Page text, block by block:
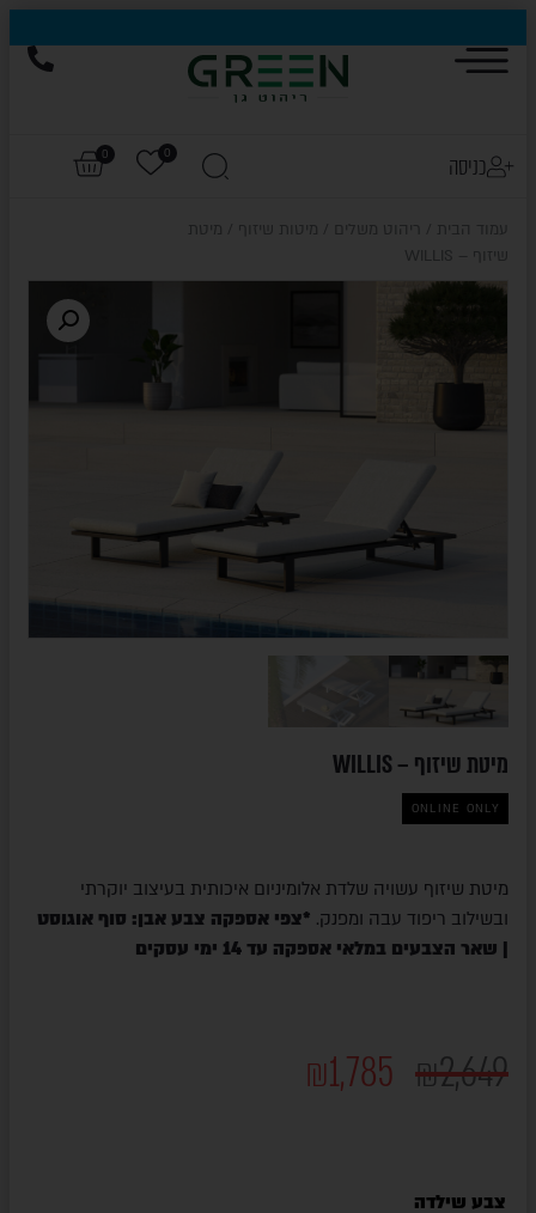
הייגולד- המותג שכבש את עולם החוץ, עכשיו בהנחות של עד 50%
כניסה 0
0
עמוד הבית ריהוט משלים מיטות שיזוף / מיטת
שיזוף – WILLIS
מיטת שיזוף – WILLIS
ONLINE ONLY
מיטת שיזוף עשויה שלדת אלומיניום איכותית בעיצוב יוקרתי
ובשילוב ריפוד עבה ומפנק. *צפי אספקה צבע אבן: סוף אוגוסט
| שאר הצבעים במלאי אספקה עד 14 ימי עסקים
₪2,649
₪1,785
צבע שילדה